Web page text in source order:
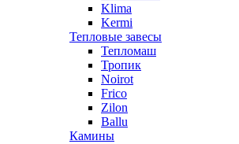
Klima
Kermi
Тепловые завесы
Тепломаш
Тропик
Noirot
Frico
Zilon
Ballu
Камины